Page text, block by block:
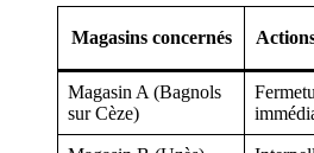
Magasins concernés
Magasin A (Bagnols
sur Cèze)